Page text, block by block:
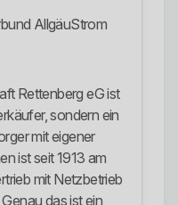
AllgäuStrom
Rettenberg eG ist
sondern ein
mit eigener
ist seit 1913 am
mit Netzbetrieb
das ist ein